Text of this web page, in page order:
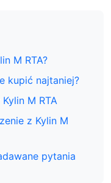
M RTA?
kupić najtaniej?
M RTA
z Kylin M
pytania